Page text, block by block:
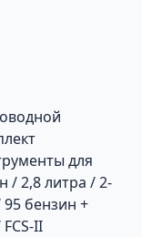
для
/ 2,8 литра / 2-
бензин +
II